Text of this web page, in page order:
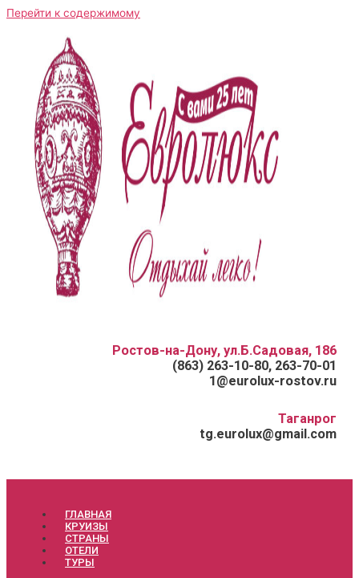
Перейти к содержимому
Ростов-на-Дону, ул.Б.Садовая, 186
(863) 263-10-80, 263-70-01
1@eurolux-rostov.ru
Таганрог
tg.eurolux@gmail.com
ГЛАВНАЯ
КРУИЗЫ
СТРАНЫ
ОТЕЛИ
ТУРЫ